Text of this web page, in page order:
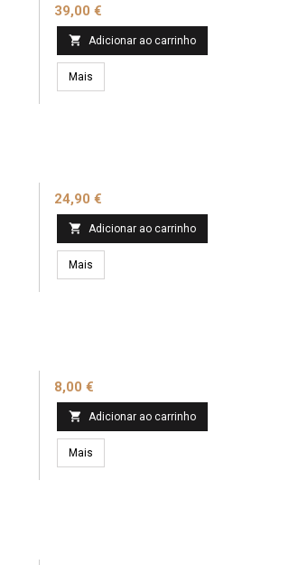
Preço
39,00 €
 Adicionar ao carrinho
Mais
Preço
24,90 €
 Adicionar ao carrinho
Mais
Preço
8,00 €
 Adicionar ao carrinho
Mais